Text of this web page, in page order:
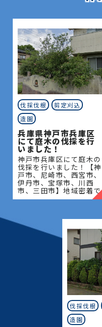
伐採伐根
剪定刈込
造園
兵庫県神戸市兵庫区
にて庭木の伐採を行
いました！
神戸市兵庫区にて庭木の
伐採を行いました！【神
戸市、尼崎市、西宮市、
伊丹市、宝塚市、川西
市、三田市】地域密着で
伐採・抜根・剪定・草刈
当社にご相談ください！
当社
伐採伐根
造園